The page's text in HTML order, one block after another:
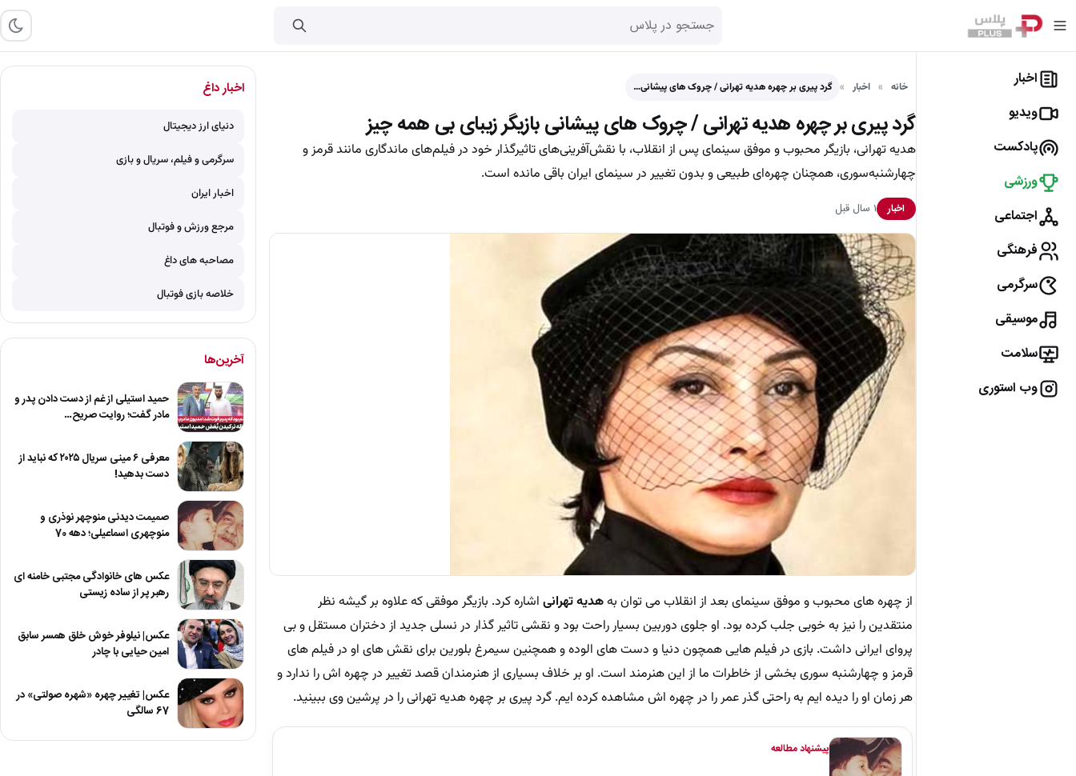
اخبار
ویدیو
پادکست
ورزشی
اجتماعی
فرهنگی
سرگرمی
موسیقی
سلامت
وب استوری
خانه اخبار گرد پیری بر چهره هدیه تهرانی / چروک های پیشانی…
گرد پیری بر چهره هدیه تهرانی / چروک های پیشانی بازیگر زیبای بی همه چیز
هدیه تهرانی، بازیگر محبوب و موفق سینمای پس از انقلاب، با نقش‌آفرینی‌های تاثیرگذار خود در فیلم‌های ماندگاری مانند قرمز و
چهارشنبه‌سوری، همچنان چهره‌ای طبیعی و بدون تغییر در سینمای ایران باقی مانده است.
اخبار ۱ سال قبل
از چهره های محبوب و موفق سینمای بعد از انقلاب می توان بههدیه تهرانی اشاره کرد. بازیگر موفقی که علاوه بر گیشه نظر
منتقدین را نیز به خوبی جلب کرده بود. او جلوی دوربین بسیار راحت بود و نقشی تاثیر گذار در نسلی جدید از دختران مستقل و بی
پروای ایرانی داشت. بازی در فیلم هایی همچون دنیا و دست های الوده و همچنین سیمرغ بلورین برای نقش های او در فیلم های
قرمز و چهارشنبه سوری بخشی از خاطرات ما از این هنرمند است. او بر خلاف بسیاری از هنرمندان قصد تغییر در چهره اش را ندارد و
هر زمان او را دیده ایم به راحتی گذر عمر را در چهره اش مشاهده کرده ایم. گرد پیری بر چهره هدیه تهرانی را در پرشین وی ببینید.
پیشنهاد مطالعه
اخبار داغ
دنیای ارز دیجیتال
سرگرمی و فیلم، سریال و بازی
اخبار ایران
مرجع ورزش و فوتبال
مصاحبه های داغ
خلاصه بازی فوتبال
آخرین‌ها
حمید استیلی از غم از دست دادن پدر و
مادر گفت؛ روایت صریح…
معرفی ۶ مینی سریال ۲۰۲۵ که نباید از
دست بدهید!
صمیمت دیدنی منوچهر نوذری و
منوچهری اسماعیلی؛ دهه 70
عکس های خانوادگی مجتبی خامنه ای
رهبر پر از ساده زیستی
عکس| نیلوفر خوش خلق همسر سابق
امین حیایی با چادر
عکس| تغییر چهره «شهره صولتی» در
67 سالگی